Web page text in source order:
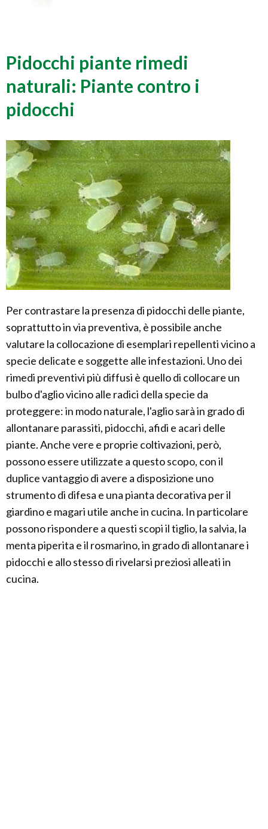
Pidocchi piante rimedi
naturali: Piante contro i
pidocchi
Per contrastare la presenza di pidocchi delle piante,
soprattutto in via preventiva, è possibile anche
valutare la collocazione di esemplari repellenti vicino a
specie delicate e soggette alle infestazioni. Uno dei
rimedi preventivi più diffusi è quello di collocare un
bulbo d'aglio vicino alle radici della specie da
proteggere: in modo naturale, l'aglio sarà in grado di
allontanare parassiti, pidocchi, afidi e acari delle
piante. Anche vere e proprie coltivazioni, però,
possono essere utilizzate a questo scopo, con il
duplice vantaggio di avere a disposizione uno
strumento di difesa e una pianta decorativa per il
giardino e magari utile anche in cucina. In particolare
possono rispondere a questi scopi il tiglio, la salvia, la
menta piperita e il rosmarino, in grado di allontanare i
pidocchi e allo stesso di rivelarsi preziosi alleati in
cucina.